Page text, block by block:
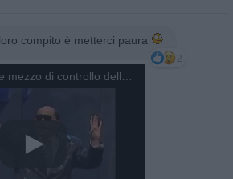
compito è metterci paura
2